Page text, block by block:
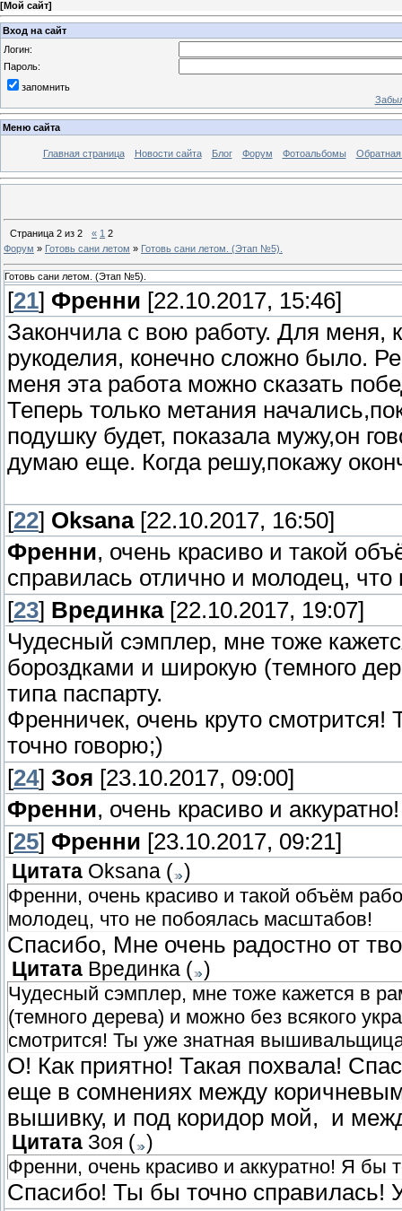
[Мой сайт]
Вход на сайт
Логин:
Пароль:
запомнить
Меню сайта
Главная страница Новости сайта Блог Форум Фотоальбомы Обратная
Страница 2 из 2 « 1 2
Форум » Готовь сани летом » Готовь сани летом. (Этап №5).
Готовь сани летом. (Этап №5).
[21] Френни [22.10.2017, 15:46]
Закончила с вою работу. Для меня,
рукоделия, конечно сложно было.
меня эта работа можно сказать
Теперь только метания
подушку будет, показала мужу,он
думаю еще. Когда решу,покажу
[22] Oksana[22.10.2017, 16:50]
Френни, очень красиво и такой
справилась отлично и молодец,
[23] Врединка[22.10.2017, 19:07]
Чудесный сэмплер, мне тоже
бороздками и широкую (темного
типа паспарту.
Френничек, очень круто
точно говорю;)
[24] Зоя [23.10.2017, 09:00]
Френни, очень красиво и
[25] Френни [23.10.2017, 09:21]
Цитата Oksana ( )
Френни, очень красиво и такой объём
молодец, что не побоялась масштабов!
Спасибо, Мне очень радостно от
Цитата Врединка ( )
Чудесный сэмплер, мне тоже кажется в
(темного дерева) и можно без всякого
смотрится! Ты уже знатная
О! Как приятно! Такая похвала!
еще в сомнениях между
вышивку, и под коридор мой, и
Цитата Зоя ( )
Френни, очень красиво и аккуратно! Я бы
Спасибо! Ты бы точно справилась!